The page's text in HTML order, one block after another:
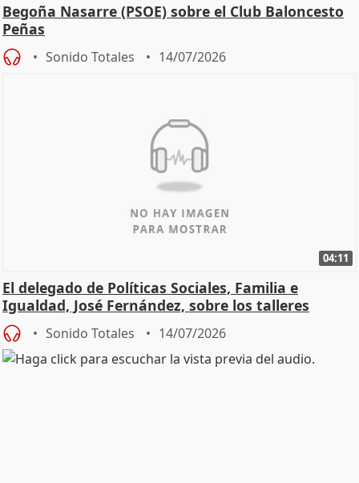
Begoña Nasarre (PSOE) sobre el Club Baloncesto
Peñas
Sonido Totales 14/07/2026
04:11
El delegado de Políticas Sociales, Familia e
Igualdad, José Fernández, sobre los talleres
Sonido Totales 14/07/2026